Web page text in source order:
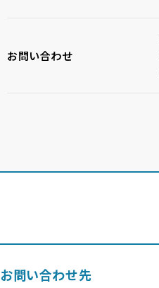
お問い合わせ
お問い合わせ先